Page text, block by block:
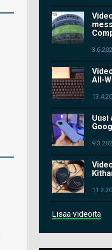
All-
Uusi
Lisää videoita